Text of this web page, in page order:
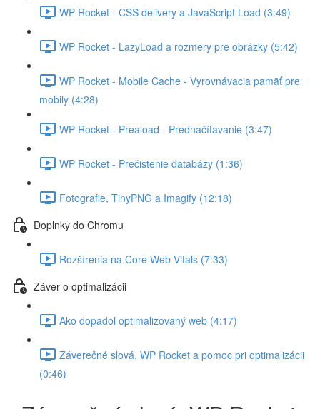
WP Rocket - CSS delivery a JavaScript Load (3:49)
WP Rocket - LazyLoad a rozmery pre obrázky (5:42)
WP Rocket - Mobile Cache - Vyrovnávacia pamäť pre
mobily (4:28)
WP Rocket - Preaload - Prednačítavanie (3:47)
WP Rocket - Prečistenie databázy (1:36)
Fotografie, TinyPNG a Imagify (12:18)
Doplnky do Chromu
Rozšírenia na Core Web Vitals (7:33)
Záver o optimalizácii
Ako dopadol optimalizovaný web (4:17)
Záverečné slová. WP Rocket a pomoc pri optimalizácii
(0:46)